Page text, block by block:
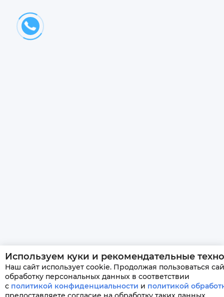
Используем куки и рекомендательные
Наш сайт использует cookie. Продолжая пользоваться
обработку персональных данных в соответствии
с политикой конфиденциальности и политикой